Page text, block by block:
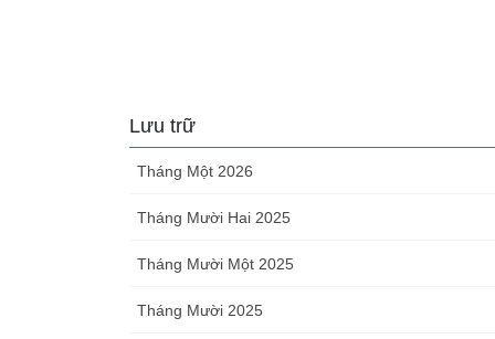
Lưu trữ
Tháng Một 2026
Tháng Mười Hai 2025
Tháng Mười Một 2025
Tháng Mười 2025